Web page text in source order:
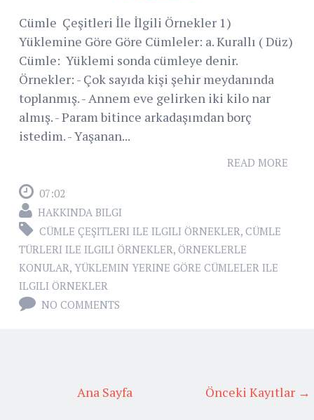
Cümle Çeşitleri İle İlgili Örnekler 1)
Yüklemine Göre Göre Cümleler: a. Kurallı ( Düz)
Cümle: Yüklemi sonda cümleye denir.
Örnekler: - Çok sayıda kişi şehir meydanında
toplanmış. - Annem eve gelirken iki kilo nar
almış. - Param bitince arkadaşımdan borç
istedim. - Yaşanan...
READ MORE
07:02
HAKKINDA BILGI
CÜMLE ÇEŞITLERI ILE ILGILI ÖRNEKLER, CÜMLE
TÜRLERI ILE ILGILI ÖRNEKLER, ÖRNEKLERLE
KONULAR, YÜKLEMIN YERINE GÖRE CÜMLELER ILE
ILGILI ÖRNEKLER
NO COMMENTS
Önceki Kayıtlar →
Ana Sayfa